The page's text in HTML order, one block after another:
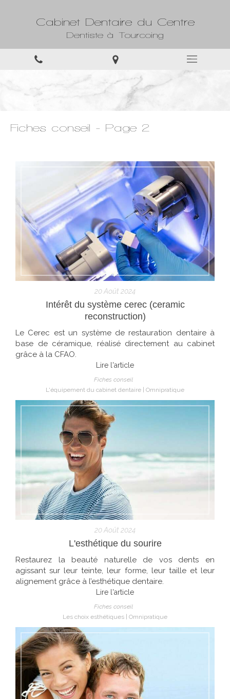
Cabinet Dentaire du Centre
Dentiste à Tourcoing
Fiches conseil - Page 2
20 Août 2024
Intérêt du système cerec (ceramic
reconstruction)
Le Cerec est un système de restauration dentaire à
base de céramique, réalisé directement au cabinet
grâce à la CFAO.
Lire l'article
Fiches conseil
L'équipement du cabinet dentaire
Omnipratique
20 Août 2024
L'esthétique du sourire
Restaurez la beauté naturelle de vos dents en
agissant sur leur teinte, leur forme, leur taille et leur
alignement grâce à l’esthétique dentaire.
Lire l'article
Fiches conseil
Les choix esthétiques
Omnipratique